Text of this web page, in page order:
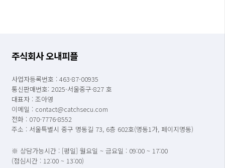
주식회사 오내피플
사업자등록번호 : 463-87-00935
통신판매번호: 2025-서울중구-827 호
대표자 : 조아영
이메일 : contact@catchsecu.com
전화 : 070-7776-8552
주소 : 서울특별시 중구 명동길 73, 6층 602호(명동1가, 페이지명동)
※ 상담가능시간 : [평일] 월요일 ~ 금요일 : 09:00 ~ 17:00
(점심시간 : 12:00 ~ 13:00)